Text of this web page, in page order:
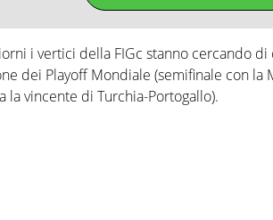
i vertici della FIGc stanno cercando di
dei Playoff Mondiale (semifinale con la
la vincente di Turchia-Portogallo).